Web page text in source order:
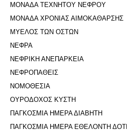
ΜΟΝΑΔΑ ΤΕΧΝΗΤΟΥ ΝΕΦΡΟΥ
ΜΟΝΑΔΑ ΧΡΟΝΙΑΣ ΑΙΜΟΚΑΘΑΡΣΗΣ
ΜΥΕΛΟΣ ΤΩΝ ΟΣΤΩΝ
ΝΕΦΡΑ
ΝΕΦΡΙΚΗ ΑΝΕΠΑΡΚΕΙΑ
ΝΕΦΡΟΠΑΘΕΙΣ
ΝΟΜΟΘΕΣΙΑ
ΟΥΡΟΔΟΧΟΣ ΚΥΣΤΗ
ΠΑΓΚΟΣΜΙΑ ΗΜΕΡΑ ΔΙΑΒΗΤΗ
ΠΑΓΚΟΣΜΙΑ ΗΜΕΡΑ ΕΘΕΛΟΝΤΗ